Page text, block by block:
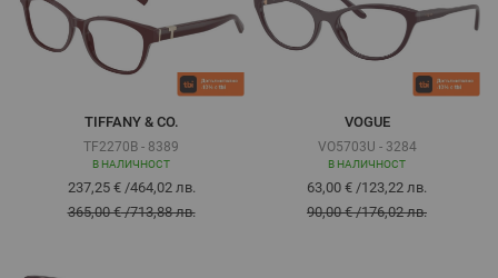
TIFFANY & CO.
TF2270B - 8389
В НАЛИЧНОСТ
237,25 €/464,02 лв.
365,00 €/713,88 лв.
VOGUE
VO5703U - 3284
В НАЛИЧНОСТ
63,00 € /123,22 лв.
90,00 €/176,02 лв.